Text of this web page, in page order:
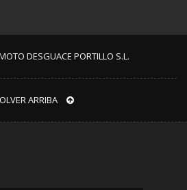
DESGUACE PORTILLO S.L.
ARRIBA